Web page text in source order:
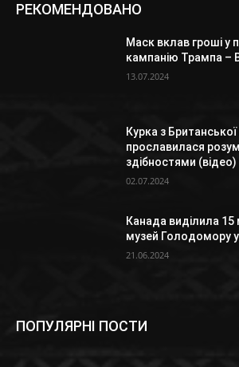
РЕКОМЕНДОВАНО
Маск вклав гроші у
кампанію Трампа –
13.07.2024
Курка з Британської
прославилася
здібностями (відео)
02.07.2024
Канада виділила 15
музей Голодомору у
21.06.2024
ПОПУЛЯРНІ ПОСТИ